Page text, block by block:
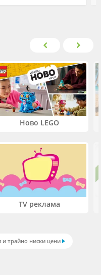
Ново LEGO
TV реклама
трайно ниски цени